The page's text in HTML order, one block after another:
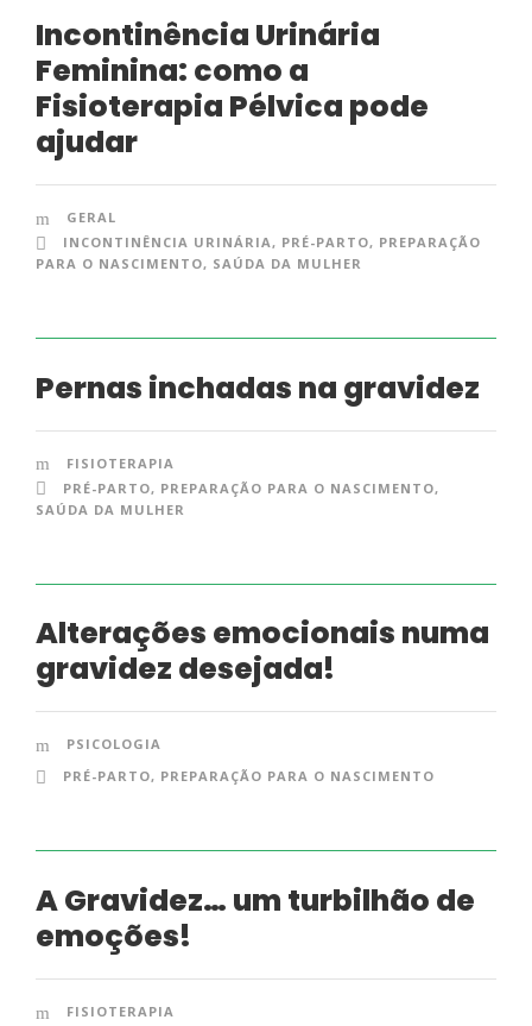
Incontinência Urinária
Feminina: como a
Fisioterapia Pélvica pode
ajudar
GERAL
INCONTINÊNCIA URINÁRIA, PRÉ-PARTO, PREPARAÇÃO
PARA O NASCIMENTO, SAÚDA DA MULHER
Pernas inchadas na gravidez
FISIOTERAPIA
PRÉ-PARTO, PREPARAÇÃO PARA O NASCIMENTO,
SAÚDA DA MULHER
Alterações emocionais numa
gravidez desejada!
PSICOLOGIA
PRÉ-PARTO, PREPARAÇÃO PARA O NASCIMENTO
A Gravidez… um turbilhão de
emoções!
FISIOTERAPIA